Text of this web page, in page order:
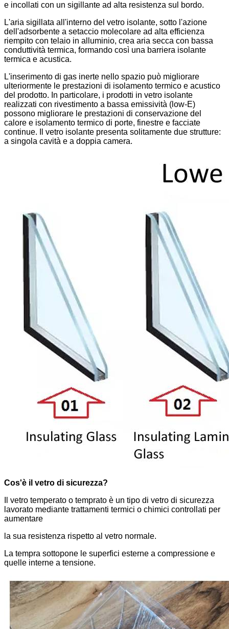
e incollati con un sigillante ad alta resistenza sul bordo.
L'aria sigillata all'interno del vetro isolante, sotto l'azione
dell'adsorbente a setaccio molecolare ad alta efficienza
riempito con telaio in alluminio, crea aria secca con bassa
conduttività termica, formando così una barriera isolante
termica e acustica.
L'inserimento di gas inerte nello spazio può migliorare
ulteriormente le prestazioni di isolamento termico e acustico
del prodotto. In particolare, i prodotti in vetro isolante
realizzati con rivestimento a bassa emissività (low-E)
possono migliorare le prestazioni di conservazione del
calore e isolamento termico di porte, finestre e facciate
continue. Il vetro isolante presenta solitamente due strutture:
a singola cavità e a doppia camera.
Cos'è il vetro di sicurezza?
Il vetro temperato o temprato è un tipo di vetro di sicurezza
lavorato mediante trattamenti termici o chimici controllati per
aumentare
la sua resistenza rispetto al vetro normale.
La tempra sottopone le superfici esterne a compressione e
quelle interne a tensione.